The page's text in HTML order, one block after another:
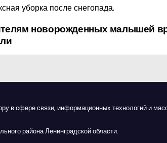
уборка после снегопада.
новорожденных малышей
в сфере связи, информационных технологий и
района Ленинградской области.